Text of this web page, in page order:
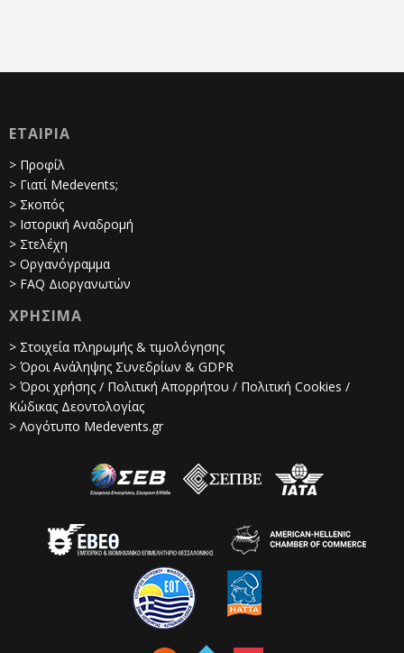
ΕΤΑΙΡΙΑ
> Προφίλ
> Γιατί Medevents;
> Σκοπός
> Ιστορική Αναδρομή
> Στελέχη
> Οργανόγραμμα
> FAQ Διοργανωτών
ΧΡΗΣΙΜΑ
> Στοιχεία πληρωμής & τιμολόγησης
> Όροι Ανάληψης Συνεδρίων & GDPR
> Όροι χρήσης / Πολιτική Απορρήτου / Πολιτική Cookies /
Κώδικας Δεοντολογίας
> Λογότυπο Medevents.gr